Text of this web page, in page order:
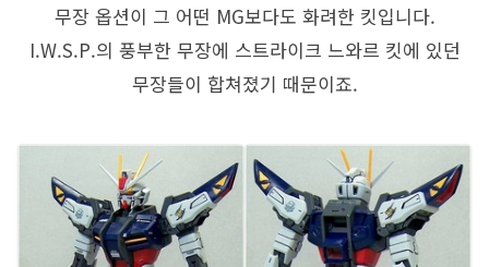
무장 옵션이 그 어떤 MG보다도 화려한 킷입니다.
I.W.S.P.의 풍부한 무장에 스트라이크 느와르 킷에 있던
무장들이 합쳐졌기 때문이죠.